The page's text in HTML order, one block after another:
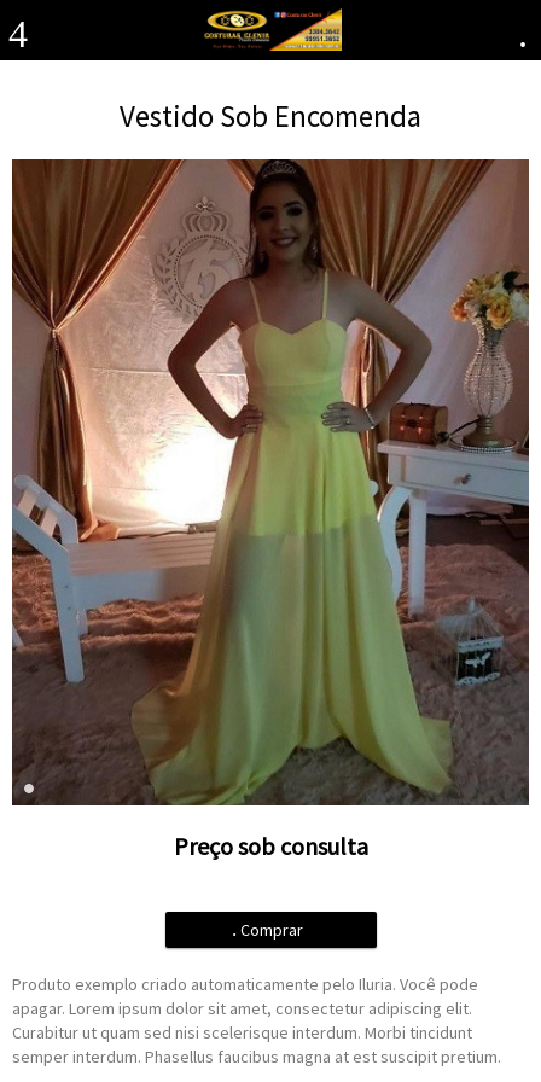
4 .
Vestido Sob Encomenda
Preço sob consulta
. Comprar
Produto exemplo criado automaticamente pelo Iluria. Você pode
apagar. Lorem ipsum dolor sit amet, consectetur adipiscing elit.
Curabitur ut quam sed nisi scelerisque interdum. Morbi tincidunt
semper interdum. Phasellus faucibus magna at est suscipit pretium.